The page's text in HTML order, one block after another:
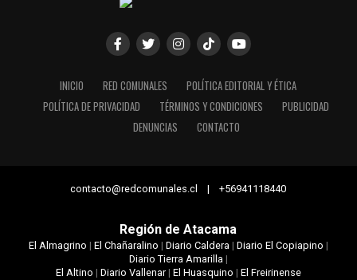
INICIO RED COMUNALES
POLÍTICA EDITORIAL Y ÉTICA
POLÍTICA DE PRIVACIDAD
TÉRMINOS Y CONDICIONES
PUBLICIDAD
DENUNCIAS
CONTACTO
contacto@redcomunales.cl | +56941118440
Región de Atacama
El Almagrino | El Chañaralino | Diario Caldera| Diario El Copiapino |
Diario Tierra Amarilla|
El Altino | Diario Vallenar| El Huasquino | El Freirinense